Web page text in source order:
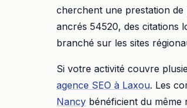
cherchent une prestation
ancrés 54520, des citations
branché sur les sites
Si votre activité couvre
agence SEO à Laxou. Les
Nancy bénéficient du même